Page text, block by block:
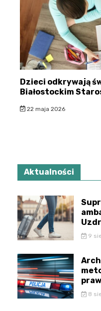
Dzieci odkrywają
Białostockim
22 maja 2026
Aktualności
9
8